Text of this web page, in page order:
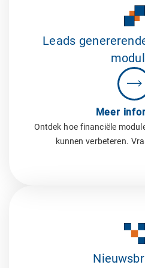
Leads
Meer
Ontdek hoe financiële
kunnen verbeteren.